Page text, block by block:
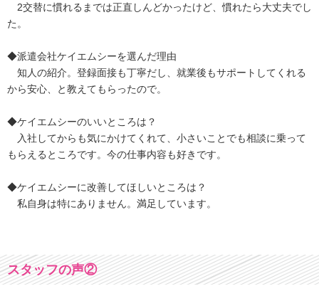
2交替に慣れるまでは正直しんどかったけど、慣れたら大丈夫でし
た。
◆派遣会社ケイエムシーを選んだ理由
知人の紹介。登録面接も丁寧だし、就業後もサポートしてくれる
から安心、と教えてもらったので。
◆ケイエムシーのいいところは？
入社してからも気にかけてくれて、小さいことでも相談に乗って
もらえるところです。今の仕事内容も好きです。
◆ケイエムシーに改善してほしいところは？
私自身は特にありません。満足しています。
スタッフの声②